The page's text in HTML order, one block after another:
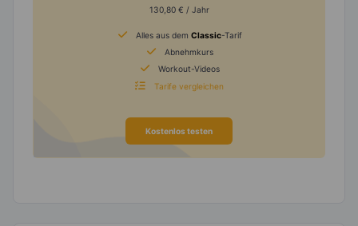
130,80 € / Jahr
Alles aus dem Classic-Tarif
Abnehmkurs
Workout-Videos
Tarife vergleichen
Kostenlos testen